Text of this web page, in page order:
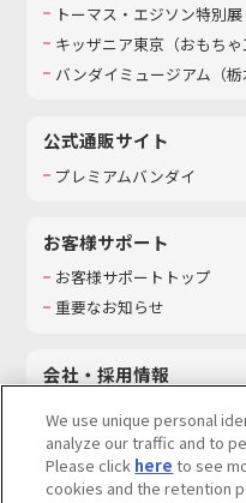
トーマス・エジソン特別展
キッザニア東京（おもちゃ
バンダイミュージアム（栃
公式通販サイト
プレミアムバンダイ
お客様サポート
お客様サポートトップ
重要なお知らせ
会社・採用情報
採用情報
サステナビリティ
We use unique personal
analyze our traffic and to
Please click here to see
cookies and the retention